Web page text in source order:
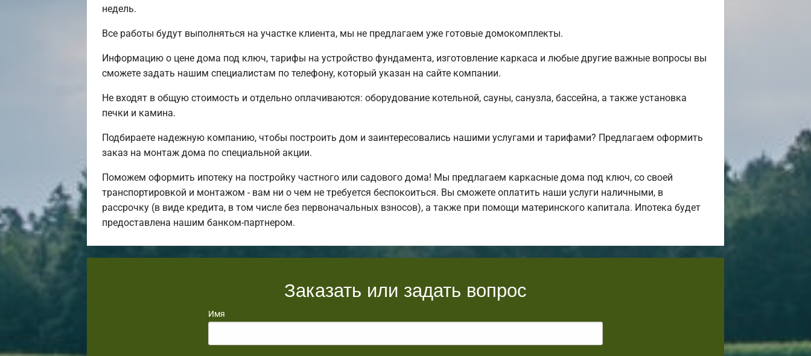
недель.
Все работы будут выполняться на участке клиента, мы не предлагаем уже готовые домокомплекты.
Информацию о цене дома под ключ, тарифы на устройство фундамента, изготовление каркаса и любые другие важные вопросы вы
сможете задать нашим специалистам по телефону, который указан на сайте компании.
Не входят в общую стоимость и отдельно оплачиваются: оборудование котельной, сауны, санузла, бассейна, а также установка
печки и камина.
Подбираете надежную компанию, чтобы построить дом и заинтересовались нашими услугами и тарифами? Предлагаем оформить
заказ на монтаж дома по специальной акции.
Поможем оформить ипотеку на постройку частного или садового дома! Мы предлагаем каркасные дома под ключ, со своей
транспортировкой и монтажом - вам ни о чем не требуется беспокоиться. Вы сможете оплатить наши услуги наличными, в
рассрочку (в виде кредита, в том числе без первоначальных взносов), а также при помощи материнского капитала. Ипотека будет
предоставлена нашим банком-партнером.
Заказать или задать вопрос
Имя